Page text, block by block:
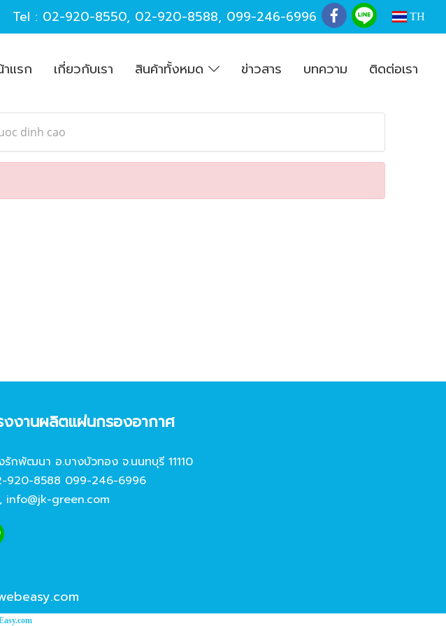
Tel : 02-920-8550, 02-920-8588, 099-246-6996 TH
แรก เกี่ยวกับเรา สินค้าทั้งหมด ข่าวสาร บทความ ติดต่อเรา
dinh cao
งานผลิตแผ่นกรองอากาศ
กพัฒนา อ.บางบัวทอง จ.นนทบุรี 11110
920-8588 099-246-6996
, info@jk-green.com